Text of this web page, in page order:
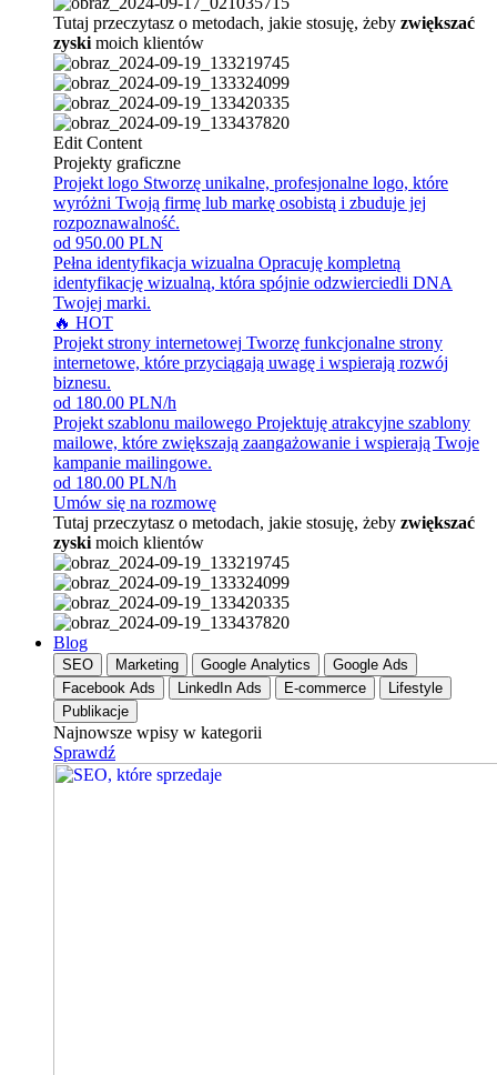
Tutaj przeczytasz o metodach, jakie stosuję, żeby zwiększać
zyski moich klientów
Edit Content
Projekty graficzne
Projekt logo Stworzę unikalne, profesjonalne logo, które
wyróżni Twoją firmę lub markę osobistą i zbuduje jej
rozpoznawalność.
od 950.00 PLN
Pełna identyfikacja wizualna Opracuję kompletną
identyfikację wizualną, która spójnie odzwierciedli DNA
Twojej marki.
🔥 HOT
Projekt strony internetowej Tworzę funkcjonalne strony
internetowe, które przyciągają uwagę i wspierają rozwój
biznesu.
od 180.00 PLN/h
Projekt szablonu mailowego Projektuję atrakcyjne szablony
mailowe, które zwiększają zaangażowanie i wspierają Twoje
kampanie mailingowe.
od 180.00 PLN/h
Umów się na rozmowę
Tutaj przeczytasz o metodach, jakie stosuję, żeby zwiększać
zyski moich klientów
Blog
SEO Marketing Google Analytics
Google Ads
Facebook Ads
LinkedIn Ads E-commerce
Lifestyle
Publikacje
Najnowsze wpisy w kategorii
Sprawdź